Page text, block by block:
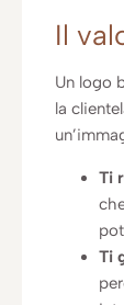
Il
Un logo
la
Ti
Ti